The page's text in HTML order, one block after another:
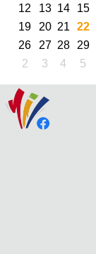
12
13 14 15
19
20 21 22
26
27 28 29
2
3 4 5